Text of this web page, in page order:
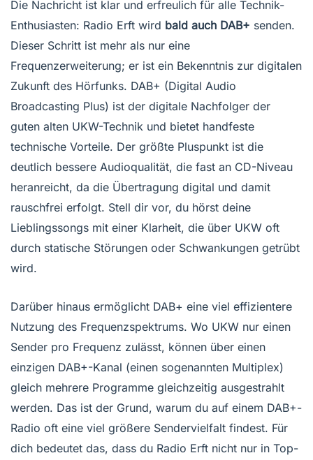
Die Nachricht ist klar und erfreulich für alle Technik-
Enthusiasten: Radio Erft wird bald auch DAB+ senden.
Dieser Schritt ist mehr als nur eine
Frequenzerweiterung; er ist ein Bekenntnis zur digitalen
Zukunft des Hörfunks. DAB+ (Digital Audio
Broadcasting Plus) ist der digitale Nachfolger der
guten alten UKW-Technik und bietet handfeste
technische Vorteile. Der größte Pluspunkt ist die
deutlich bessere Audioqualität, die fast an CD-Niveau
heranreicht, da die Übertragung digital und damit
rauschfrei erfolgt. Stell dir vor, du hörst deine
Lieblingssongs mit einer Klarheit, die über UKW oft
durch statische Störungen oder Schwankungen getrübt
wird.
Darüber hinaus ermöglicht DAB+ eine viel effizientere
Nutzung des Frequenzspektrums. Wo UKW nur einen
Sender pro Frequenz zulässt, können über einen
einzigen DAB+-Kanal (einen sogenannten Multiplex)
gleich mehrere Programme gleichzeitig ausgestrahlt
werden. Das ist der Grund, warum du auf einem DAB+-
Radio oft eine viel größere Sendervielfalt findest. Für
dich bedeutet das, dass du Radio Erft nicht nur in Top-